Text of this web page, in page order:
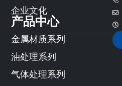
企业文化
产品中心
金属材质系列
油处理系列
气体处理系列